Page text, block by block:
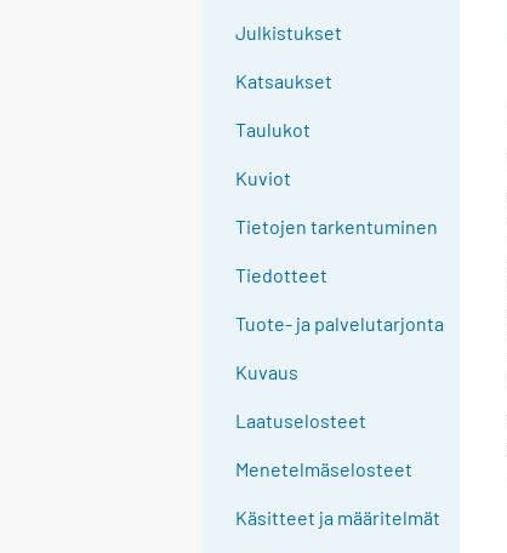
Julkistukset
Katsaukset
Taulukot
Kuviot
Tietojen tarkentuminen
Tiedotteet
Tuote- ja palvelutarjonta
Kuvaus
Laatuselosteet
Menetelmäselosteet
Käsitteet ja määritelmät